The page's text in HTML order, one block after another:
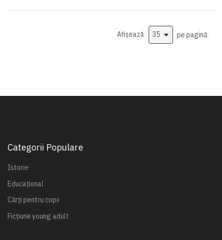
Afișează pe pagină
Categorii Populare
Istorie
Educațional
Cărți pentru copii
Ficțiune young adult